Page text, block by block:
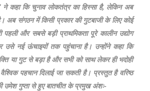
ने कहा कि चुनाव लोकतंत्र का हिस्सा है, लेकिन अब
अब संगठन में किसी प्रकार की गुटबाजी के लिए कोई
पहली और सबसे बड़ी प्राथमिकता पूरे कालीन उद्योग
उसे नई ऊंचाइयों तक पहुंचाना है। उन्होंने कहा कि
या गुट से बड़ा है और सभी को साथ लेकर ही भदोही
पहचान दिलाई जा सकती है। प्रस्तुत है वरिष्ठ
उमेश गुप्ता से हुए बातचीत के प्रमुख अंशः-